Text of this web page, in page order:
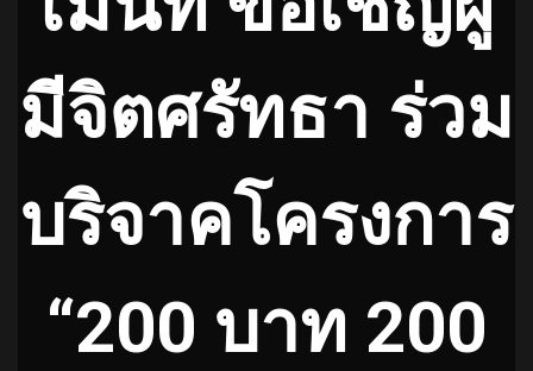
มีจิตศรัทธา ร่วม
บริจาคโครงการ
“200 บาท 200